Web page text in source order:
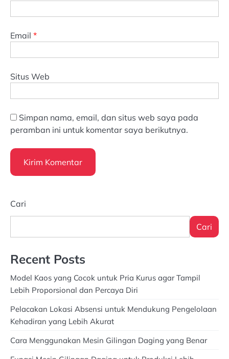
Email *
Situs Web
Simpan nama, email, dan situs web saya pada
peramban ini untuk komentar saya berikutnya.
Cari
Cari
Recent Posts
Model Kaos yang Cocok untuk Pria Kurus agar Tampil
Lebih Proporsional dan Percaya Diri
Pelacakan Lokasi Absensi untuk Mendukung Pengelolaan
Kehadiran yang Lebih Akurat
Cara Menggunakan Mesin Gilingan Daging yang Benar